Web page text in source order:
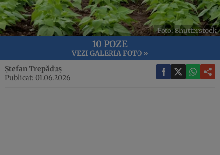
Foto: Shutterstock
10 POZE
VEZI GALERIA FOTO »
Ștefan Trepăduș
Publicat: 01.06.2026